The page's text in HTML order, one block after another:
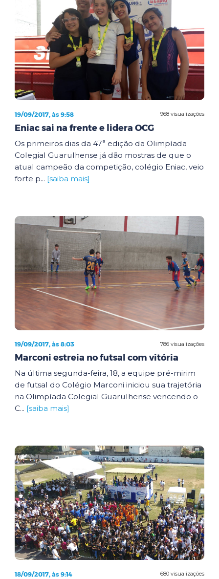
968 visualizações
19/09/2017, às 9:58
Eniac sai na frente e lidera OCG
Os primeiros dias da 47ª edição da Olimpíada
Colegial Guarulhense já dão mostras de que o
atual campeão da competição, colégio Eniac, veio
forte p... [saiba mais]
786 visualizações
19/09/2017, às 8:03
Marconi estreia no futsal com vitória
Na última segunda-feira, 18, a equipe pré-mirim
de futsal do Colégio Marconi iniciou sua trajetória
na Olimpíada Colegial Guarulhense vencendo o
C... [saiba mais]
680 visualizações
18/09/2017, às 9:14